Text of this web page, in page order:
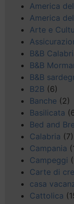
America
America
Arte e
B&B
B&B
B&B
B2B (6)
Banche (2)
Basilicata
Bed and
Calabria (7)
Campania
Campeggi
Carte di
casa
Cattolica